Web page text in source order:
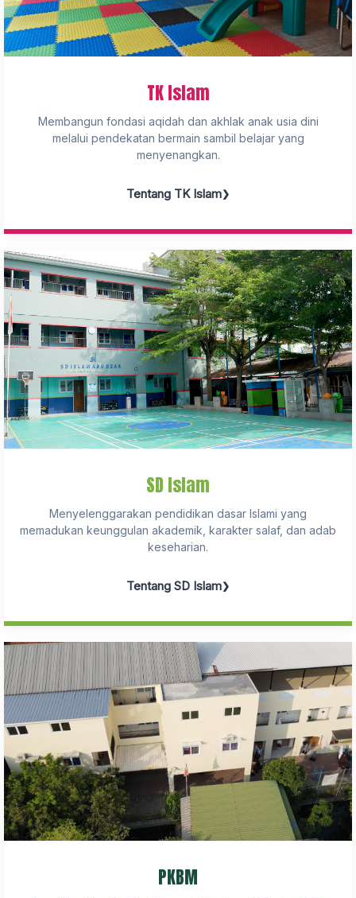
TK Islam
Membangun fondasi aqidah dan akhlak anak usia dini
melalui pendekatan bermain sambil belajar yang
menyenangkan.
Tentang TK Islam❯
SD Islam
Menyelenggarakan pendidikan dasar Islami yang
memadukan keunggulan akademik, karakter salaf, dan adab
keseharian.
Tentang SD Islam❯
PKBM